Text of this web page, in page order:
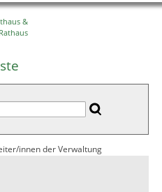
&
innen der Verwaltung